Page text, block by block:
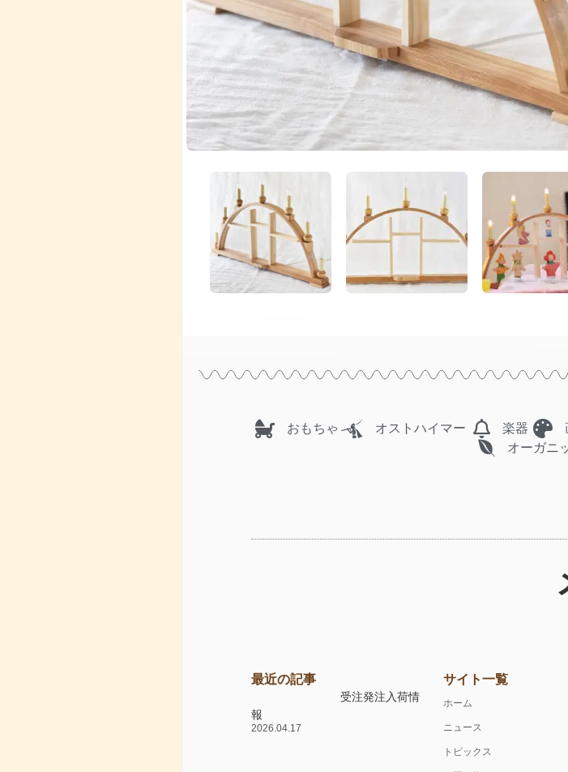
おもちゃ オストハイマー 楽器
オーガニ
最近の記事
受注発注入荷情
報
2026.04.17
サイト一覧
ホーム
ニュース
トピックス